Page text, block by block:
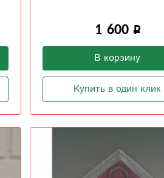
1 600
В корзину
Купить в один клик